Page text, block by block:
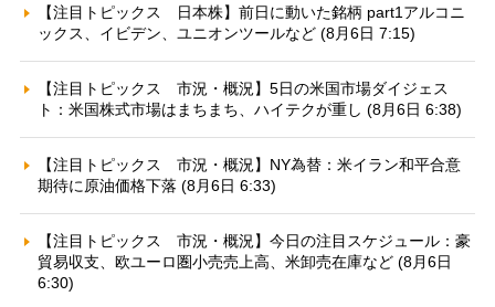
【注目トピックス 日本株】前日に動いた銘柄 part1アルコニ
ックス、イビデン、ユニオンツールなど (8月6日 7:15)
【注目トピックス 市況・概況】5日の米国市場ダイジェス
ト：米国株式市場はまちまち、ハイテクが重し (8月6日 6:38)
【注目トピックス 市況・概況】NY為替：米イラン和平合意
期待に原油価格下落 (8月6日 6:33)
【注目トピックス 市況・概況】今日の注目スケジュール：豪
貿易収支、欧ユーロ圏小売売上高、米卸売在庫など (8月6日
6:30)